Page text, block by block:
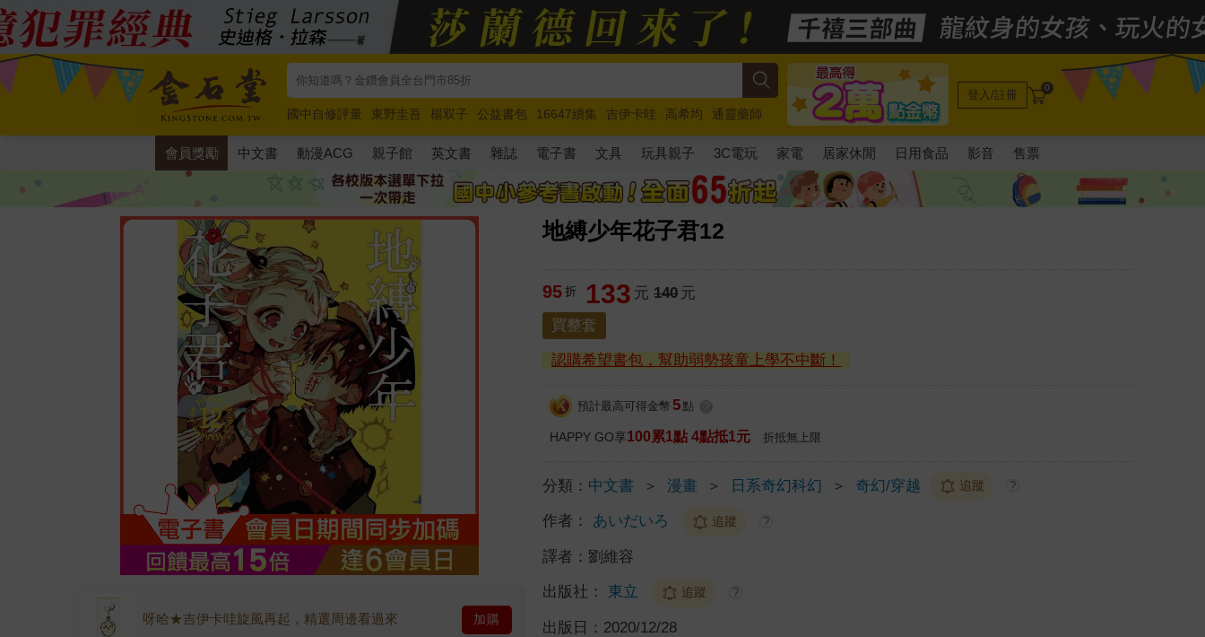
國中自修評量 東野圭吾 楊双子 公益書包 16647續集 吉伊卡哇 高希均
通靈藥師
唯紅花綻放
奧德賽 路邊攤新作 馬斯克 玩具總動員5 超慢跑
登入/註冊 0
會員獎勵 中文書 動漫ACG 親子館 英文書 雜誌 電子書 文具 玩具親子 3C電玩 家電 居家休閒 日用食品 影音 售票
地縛少年花子君12
呀哈★吉伊卡哇旋風再起，精選周邊看過來 加購
95 折 133 元 140 元
買整套
認購希望書包，幫助弱勢孩童上學不中斷！
預計最高可得金幣 5 點
HAPPY GO享100累1點 4點抵1元 折抵無上限
分類： 中文書 ＞ 漫畫 ＞ 日系奇幻科幻 ＞ 奇幻/穿越 追蹤 ?
作者： あいだいろ 追蹤 ?
譯者： 劉維容
出版社： 東立 追蹤 ?
出版日： 2020/12/28